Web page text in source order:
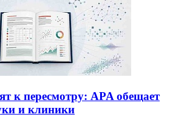
к пересмотру: APA обещает
и клиники